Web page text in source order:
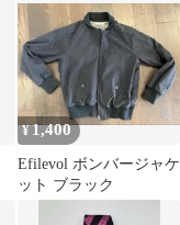
¥1,400
Efilevol ボンバージャケ
ット ブラック